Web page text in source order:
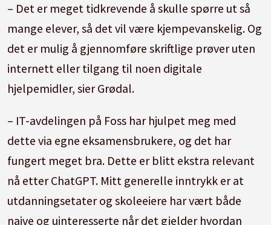
– Det er meget tidkrevende å skulle spørre ut så
mange elever, så det vil være kjempevanskelig. Og
det er mulig å gjennomføre skriftlige prøver uten
internett eller tilgang til noen digitale
hjelpemidler, sier Grødal.
– IT-avdelingen på Foss har hjulpet meg med
dette via egne eksamensbrukere, og det har
fungert meget bra. Dette er blitt ekstra relevant
nå etter ChatGPT. Mitt generelle inntrykk er at
utdanningsetater og skoleeiere har vært både
naive og uinteresserte når det gjelder hvordan